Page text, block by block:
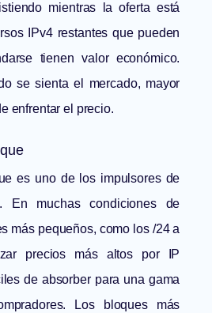
mientras la oferta está
IPv4 restantes que pueden
tienen valor económico.
se sienta el mercado, mayor
enfrentar el precio.
es uno de los impulsores de
En muchas condiciones de
más pequeños, como los /24 a
precios más altos por IP
de absorber para una gama
Los bloques más